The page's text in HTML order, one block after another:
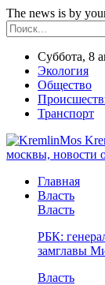
The news is by
Суббота, 8
Экология
Общество
Транспорт
москвы, новости
Главная
Власть
Власть
РБК:
замглавы
Власть